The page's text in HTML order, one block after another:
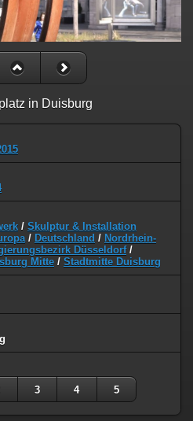
in Duisburg
/ Skulptur & Installation
/ Deutschland / Nordrhein-
Düsseldorf/
Mitte / Stadtmitte Duisburg
3 4 5